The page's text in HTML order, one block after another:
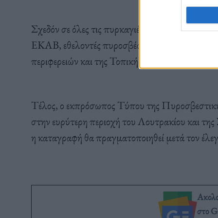
Σχεδόν σε όλες τις πυρκαγιές συνδρομή
ΕΚΑΒ, εθελοντές πυροσβέστες, εθελοντές της
περιφερειών και της Τοπικής Αυτοδιοίκησης.
Τέλος, ο εκπρόσωπος Τύπου της
στην ευρύτερη περιοχή του Λουτρακίου και της
η καταγραφή θα πραγματοποιηθεί μετά τον
στο